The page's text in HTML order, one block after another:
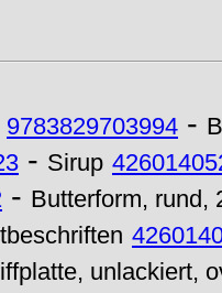
9783829703994 -
- Sirup
- Butterform, rund,
unlackiert,